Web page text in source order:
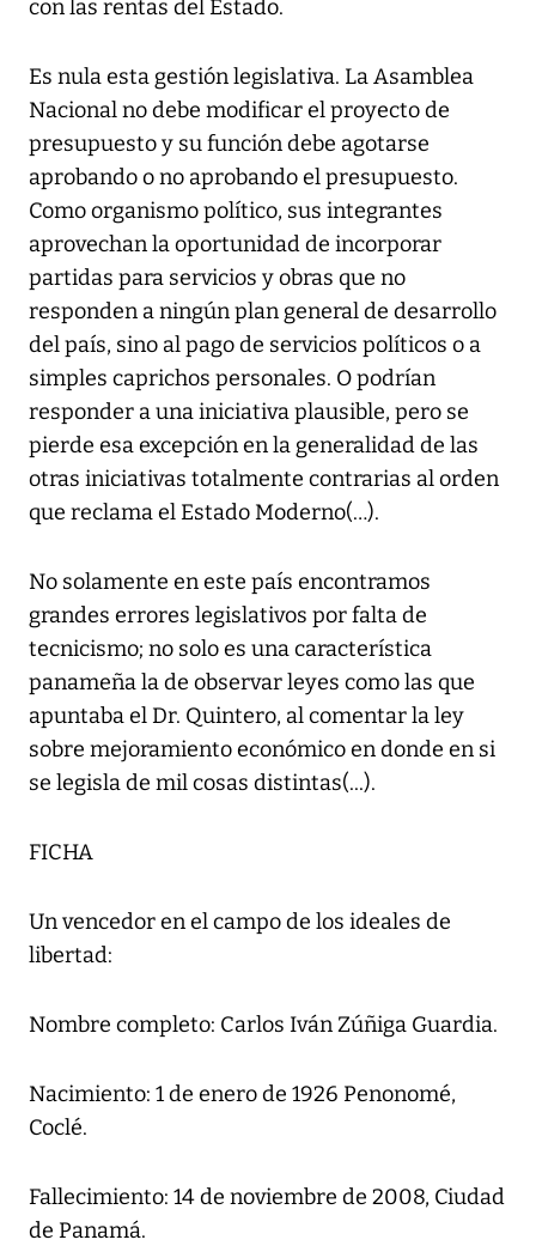
con las rentas del Estado.
Es nula esta gestión legislativa. La Asamblea
Nacional no debe modificar el proyecto de
presupuesto y su función debe agotarse
aprobando o no aprobando el presupuesto.
Como organismo político, sus integrantes
aprovechan la oportunidad de incorporar
partidas para servicios y obras que no
responden a ningún plan general de desarrollo
del país, sino al pago de servicios políticos o a
simples caprichos personales. O podrían
responder a una iniciativa plausible, pero se
pierde esa excepción en la generalidad de las
otras iniciativas totalmente contrarias al orden
que reclama el Estado Moderno(…).
No solamente en este país encontramos
grandes errores legislativos por falta de
tecnicismo; no solo es una característica
panameña la de observar leyes como las que
apuntaba el Dr. Quintero, al comentar la ley
sobre mejoramiento económico en donde en si
se legisla de mil cosas distintas(...).
FICHA
Un vencedor en el campo de los ideales de
libertad:
Nombre completo: Carlos Iván Zúñiga Guardia.
Nacimiento: 1 de enero de 1926 Penonomé,
Coclé.
Fallecimiento: 14 de noviembre de 2008, Ciudad
de Panamá.